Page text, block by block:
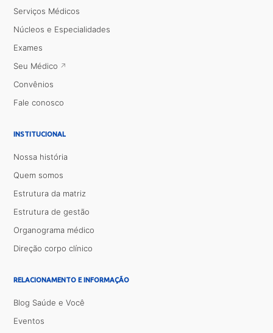
Serviços Médicos
Núcleos e Especialidades
Exames
Seu Médico
Convênios
Fale conosco
INSTITUCIONAL
Nossa história
Quem somos
Estrutura da matriz
Estrutura de gestão
Organograma médico
Direção corpo clínico
RELACIONAMENTO E INFORMAÇÃO
Blog Saúde e Você
Eventos